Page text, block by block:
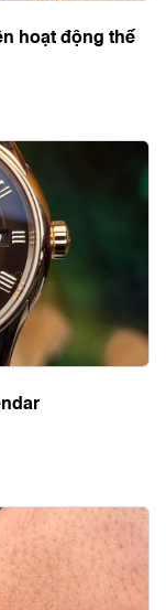
hoạt động thế